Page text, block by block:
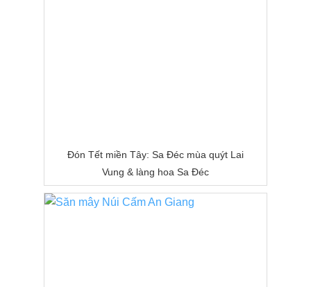
Đón Tết miền Tây: Sa Đéc mùa quýt Lai
Vung & làng hoa Sa Đéc